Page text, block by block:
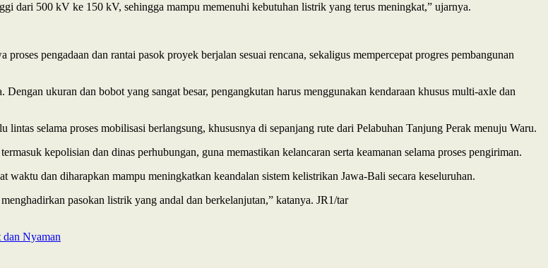
dari 500 kV ke 150 kV, sehingga mampu memenuhi kebutuhan listrik yang terus meningkat,” ujarnya.
pengadaan dan rantai pasok proyek berjalan sesuai rencana, sekaligus mempercepat progres pembangunan
ukuran dan bobot yang sangat besar, pengangkutan harus menggunakan kendaraan khusus multi-axle dan
selama proses mobilisasi berlangsung, khususnya di sepanjang rute dari Pelabuhan Tanjung Perak menuju Waru.
kepolisian dan dinas perhubungan, guna memastikan kelancaran serta keamanan selama proses pengiriman.
dan diharapkan mampu meningkatkan keandalan sistem kelistrikan Jawa-Bali secara keseluruhan.
pasokan listrik yang andal dan berkelanjutan,” katanya. JR1/tar
dan Nyaman